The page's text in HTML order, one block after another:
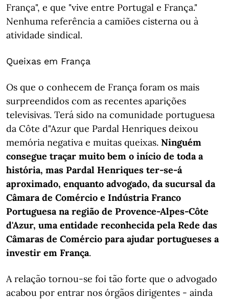
França", e que "vive entre Portugal e França."
Nenhuma referência a camiões cisterna ou à
atividade sindical.
Queixas em França
Os que o conhecem de França foram os mais
surpreendidos com as recentes aparições
televisivas. Terá sido na comunidade portuguesa
da Côte d"Azur que Pardal Henriques deixou
memória negativa e muitas queixas. Ninguém
consegue traçar muito bem o início de toda a
história, mas Pardal Henriques ter-se-á
aproximado, enquanto advogado, da sucursal da
Câmara de Comércio e Indústria Franco
Portuguesa na região de Provence-Alpes-Côte
d'Azur, uma entidade reconhecida pela Rede das
Câmaras de Comércio para ajudar portugueses a
investir em França.
A relação tornou-se foi tão forte que o advogado
acabou por entrar nos órgãos dirigentes - ainda